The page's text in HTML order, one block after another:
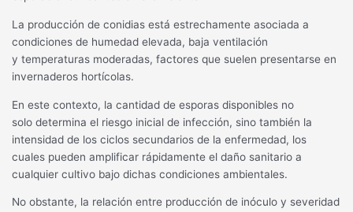
La producción de conidias está estrechamente asociada a
condiciones de humedad elevada, baja ventilación
y temperaturas moderadas, factores que suelen presentarse en
invernaderos hortícolas.
En este contexto, la cantidad de esporas disponibles no
solo determina el riesgo inicial de infección, sino también la
intensidad de los ciclos secundarios de la enfermedad, los
cuales pueden amplificar rápidamente el daño sanitario a
cualquier cultivo bajo dichas condiciones ambientales.
No obstante, la relación entre producción de inóculo y severidad